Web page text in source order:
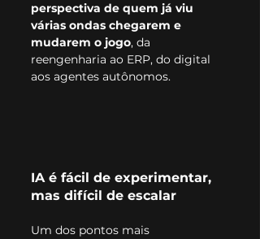
perspectiva de quem já viu
várias ondas chegarem e
mudarem o jogo, da
reengenharia ao ERP, do digital
aos agentes autônomos.
IA é fácil de experimentar,
mas difícil de escalar
Um dos pontos mais